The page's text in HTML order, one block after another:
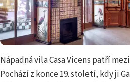
Nápadná vila Casa Vicens patří
Pochází z konce 19. století, kdy ji